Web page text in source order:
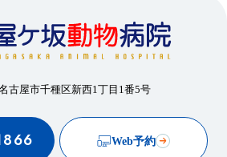
古屋市千種区新西1丁目1番5号
Web予約